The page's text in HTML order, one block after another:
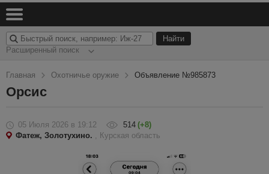
Расширенный поиск
Главная Охотничье оружие Объявление №985873
Орсис
05 Июля 2026 в 19:12 514 (+8)
Фатеж, Золотухино. , Курская область